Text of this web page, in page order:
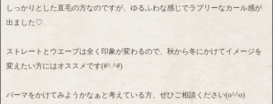
しっかりとした直毛の方なのですが、ゆるふわな感じでラブリーなカール感が
出ました♡
ストレートとウエーブは全く印象が変わるので、秋から冬にかけてイメージを
変えたい方にはオススメです(#^.^#)
パーマをかけてみようかなぁと考えている方、ぜひご相談ください(o^^o)